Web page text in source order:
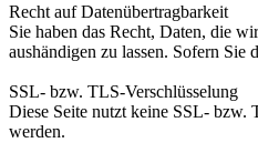
Recht auf Datenübertragbarkeit
Sie haben das Recht, Daten, die
aushändigen zu lassen. Sofern
SSL- bzw. TLS-Verschlüsselung
Diese Seite nutzt keine SSL- bzw.
werden.